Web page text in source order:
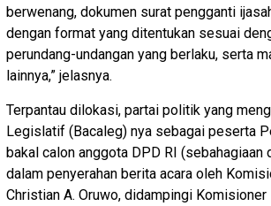
berwenang, dokumen surat pengganti
dengan format yang ditentukan sesuai
perundang-undangan yang berlaku, serta
lainnya,” jelasnya.
Terpantau dilokasi, partai politik yang
Legislatif (Bacaleg) nya sebagai peserta
bakal calon anggota DPD RI (sebahagiaan
dalam penyerahan berita acara oleh
Christian A. Oruwo, didampingi Komisioner